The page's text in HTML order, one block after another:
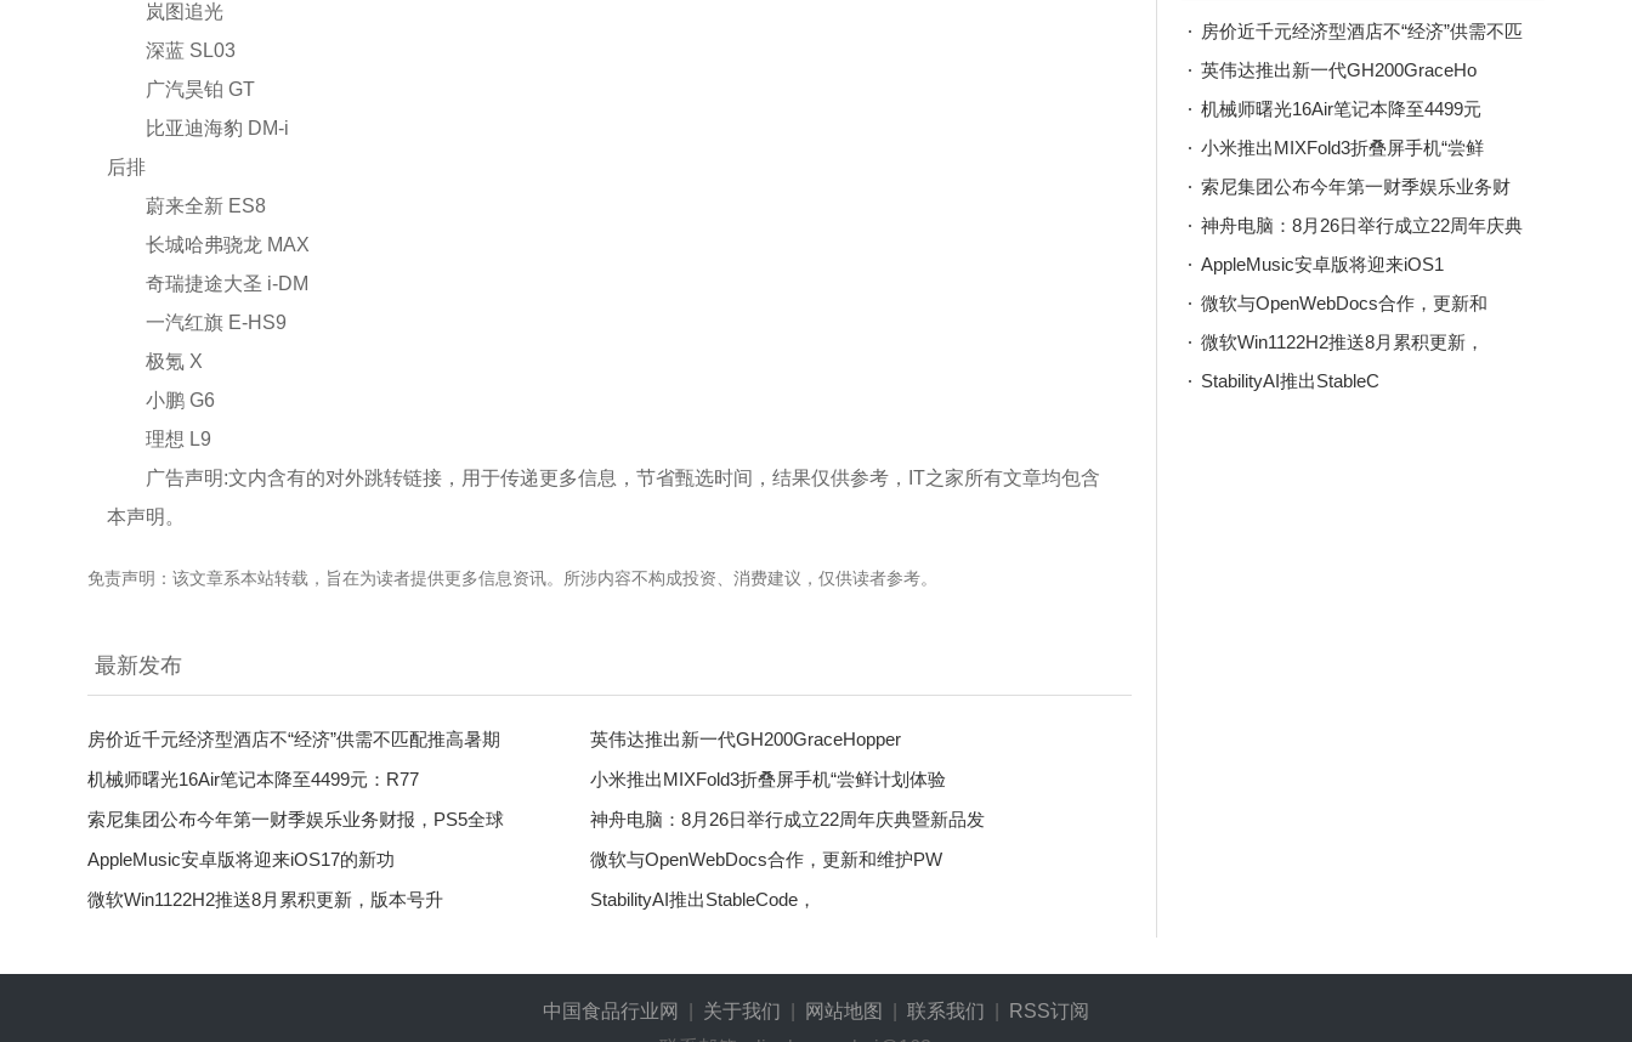
岚图追光
深蓝 SL03
广汽昊铂 GT
比亚迪海豹 DM-i
后排
蔚来全新 ES8
长城哈弗骁龙 MAX
奇瑞捷途大圣 i-DM
一汽红旗 E-HS9
极氪 X
小鹏 G6
理想 L9
广告声明:文内含有的对外跳转链接，用于传递更多信息，节省甄选时间，结果仅供参考，IT之家所有文章均包含
本声明。
免责声明：该文章系本站转载，旨在为读者提供更多信息资讯。所涉内容不构成投资、消费建议，仅供读者参考。
最新发布
房价近千元经济型酒店不“经济”供需不匹配推高暑期
英伟达推出新一代GH200GraceHopper
机械师曙光16Air笔记本降至4499元：R77
小米推出MIXFold3折叠屏手机“尝鲜计划体验
索尼集团公布今年第一财季娱乐业务财报，PS5全球
神舟电脑：8月26日举行成立22周年庆典暨新品发
AppleMusic安卓版将迎来iOS17的新功
微软与OpenWebDocs合作，更新和维护PW
微软Win1122H2推送8月累积更新，版本号升
StabilityAI推出StableCode，
房价近千元经济型酒店不“经济”供需不匹
配
英伟达推出新一代GH200GraceHo
机械师曙光16Air笔记本降至4499元
小米推出MIXFold3折叠屏手机“尝鲜
索尼集团公布今年第一财季娱乐业务财
报，P
神舟电脑：8月26日举行成立22周年庆典
AppleMusic安卓版将迎来iOS1
微软与OpenWebDocs合作，更新和
微软Win1122H2推送8月累积更新，
StabilityAI推出StableC
中国食品行业网 关于我们 网站地图 联系我们
RSS订阅